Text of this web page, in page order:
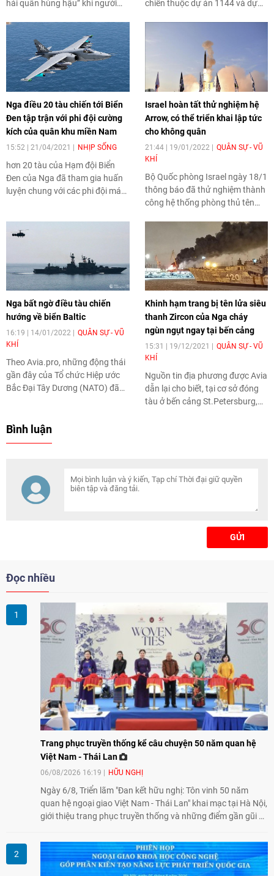
hải quân hùng hậu” khi người
sự hiện diện và hoạt động hải
quân ngày càng tăng ở Đông
Địa Trung Hải và dọc theo bờ
biển châu Phi.
chiến thuộc dự án 1144 và dự
Nga điều 20 tàu chiến tới Biển
Đen tập trận với phi đội cường
kích của quân khu miền Nam
15:52 | 21/04/2021 NHỊP SỐNG
hơn 20 tàu của Hạm đội Biển
Đen của Nga đã tham gia huấn
luyện chung với các phi đội máy
Israel hoàn tất thử nghiệm hệ
Arrow, có thể triển khai lập tức
cho không quân
21:44 | 19/01/2022
QUÂN SỰ - VŨ
KHÍ
Bộ Quốc phòng Israel ngày 18/1
thông báo đã thử nghiệm thành
công hệ thống phòng thủ tên
quyển Trái đất, với nhiều tính
năng đột phá và có thể triển
khai lập tức cho lực lượng không
quân.
Nga bất ngờ điều tàu chiến
hướng về biển Baltic
16:19 | 14/01/2022
QUÂN SỰ - VŨ
KHÍ
Theo Avia.pro, những động thái
gần đây của Tổ chức Hiệp ước
Bắc Đại Tây Dương (NATO) đã
nhóm tàu chiến đã tiến về Biển
Khinh hạm trang bị tên lửa siêu
thanh Zircon của Nga cháy
ngùn ngụt ngay tại bến cảng
15:31 | 19/12/2021
QUÂN SỰ - VŨ
KHÍ
Nguồn tin địa phương được Avia
dẫn lại cho biết, tại cơ sở đóng
tàu ở bến cảng St.Petersburg,
Bình luận
GỬI
Đọc nhiều
Trang phục truyền thống kể câu chuyện 50 năm quan hệ
Việt Nam - Thái Lan
06/08/2026 16:19 HỮU NGHỊ
Ngày 6/8, Triển lãm "Đan kết hữu nghị: Tôn vinh 50 năm
quan hệ ngoại giao Việt Nam - Thái Lan" khai mạc tại Hà Nội,
giới thiệu trang phục truyền thống và những điểm gần gũi về
giao lưu nhân dân trong chặng đường nửa thế kỷ quan hệ
song phương.